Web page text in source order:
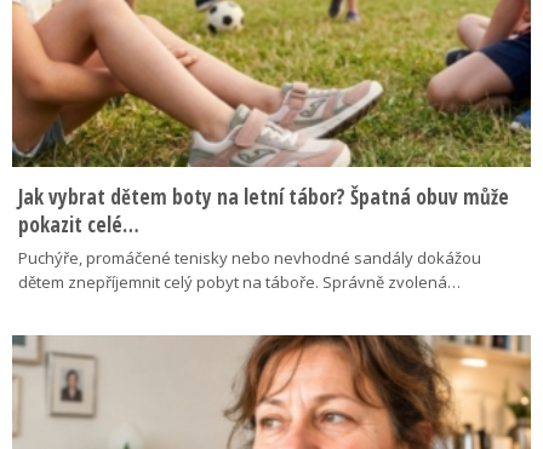
Jak vybrat dětem boty na letní tábor? Špatná obuv může
pokazit celé…
Puchýře, promáčené tenisky nebo nevhodné sandály dokážou
dětem znepříjemnit celý pobyt na táboře. Správně zvolená…